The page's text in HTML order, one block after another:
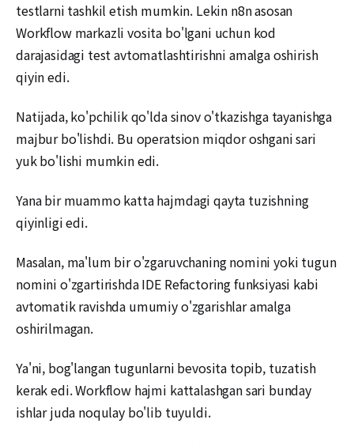
testlarni tashkil etish mumkin. Lekin n8n asosan
Workflow markazli vosita bo'lgani uchun kod
darajasidagi test avtomatlashtirishni amalga oshirish
qiyin edi.
Natijada, ko'pchilik qo'lda sinov o'tkazishga tayanishga
majbur bo'lishdi. Bu operatsion miqdor oshgani sari
yuk bo'lishi mumkin edi.
Yana bir muammo katta hajmdagi qayta tuzishning
qiyinligi edi.
Masalan, ma'lum bir o'zgaruvchaning nomini yoki tugun
nomini o'zgartirishda IDE Refactoring funksiyasi kabi
avtomatik ravishda umumiy o'zgarishlar amalga
oshirilmagan.
Ya'ni, bog'langan tugunlarni bevosita topib, tuzatish
kerak edi. Workflow hajmi kattalashgan sari bunday
ishlar juda noqulay bo'lib tuyuldi.